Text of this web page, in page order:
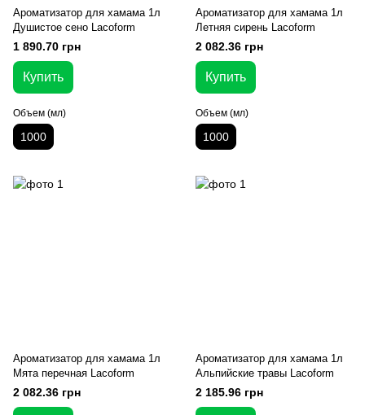
Ароматизатор для хамама 1л
Душистое сено Lacoform
1 890.70 грн
Купить
Объем (мл)
1000
Ароматизатор для хамама 1л
Летняя сирень Lacoform
2 082.36 грн
Купить
Объем (мл)
1000
Ароматизатор для хамама 1л
Мята перечная Lacoform
2 082.36 грн
Ароматизатор для хамама 1л
Альпийские травы Lacoform
2 185.96 грн